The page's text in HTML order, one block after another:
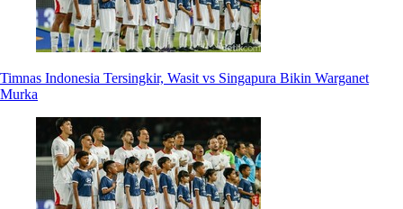
Timnas Indonesia Tersingkir, Wasit vs Singapura Bikin Warganet
Murka